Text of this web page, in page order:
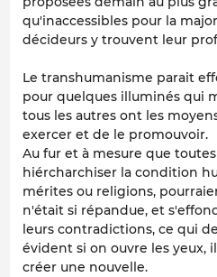
qu'inaccessibles pour la
décideurs y trouvent leur
Le transhumanisme parait
pour quelques illuminés qui
tous les autres ont les
exercer et de le promouvoir.
Au fur et à mesure que
hiércharchiser la condition
mérites ou religions,
n'était si répandue, et
leurs contradictions, ce qui
évident si on ouvre les yeux,
créer une nouvelle.